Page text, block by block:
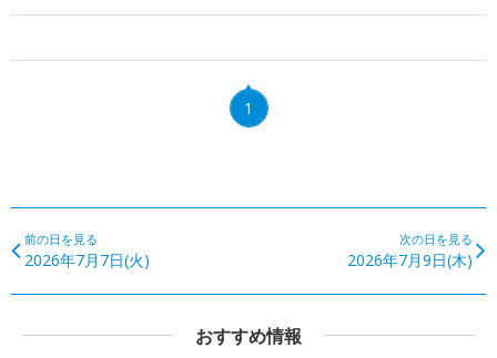
1
前の日を見る
2026年7月7日(火)
次の日を見る
2026年7月9日(木)
おすすめ情報